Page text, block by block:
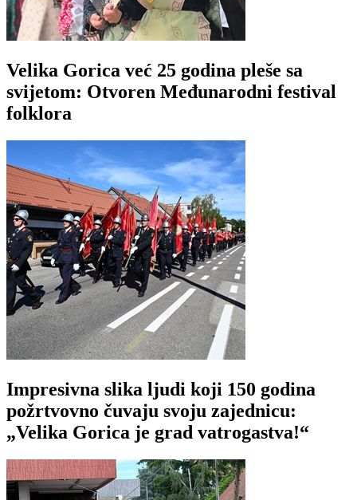
Velika Gorica već 25 godina pleše sa
svijetom: Otvoren Međunarodni festival
folklora
Impresivna slika ljudi koji 150 godina
požrtvovno čuvaju svoju zajednicu:
„Velika Gorica je grad vatrogastva!“